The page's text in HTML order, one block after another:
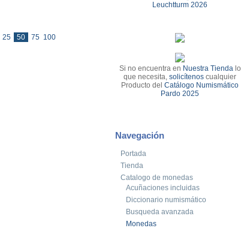
25 50 75 100
Leuchtturm 2026
Si no encuentra en Nuestra Tienda lo
que necesita,solicítenos cualquier
Producto delCatálogo Numismático
Pardo 2025
Navegación
Portada
Tienda
Catalogo de monedas
Acuñaciones incluidas
Diccionario numismático
Busqueda avanzada
Monedas